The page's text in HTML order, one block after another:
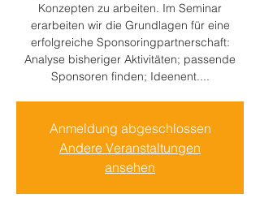
Konzepten zu arbeiten. Im Seminar
erarbeiten wir die Grundlagen für eine
erfolgreiche Sponsoringpartnerschaft:
Analyse bisheriger Aktivitäten; passende
Sponsoren finden; Ideenent....
Anmeldung abgeschlossen
Andere Veranstaltungen
ansehen